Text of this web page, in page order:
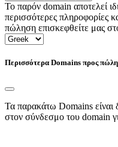
Το παρόν domain αποτελεί
περισσότερες πληροφορίες
πώληση επισκεφθείτε μας
Περισσότερα Domains προς
Τα παρακάτω Domains είναι
στον σύνδεσμο του domain